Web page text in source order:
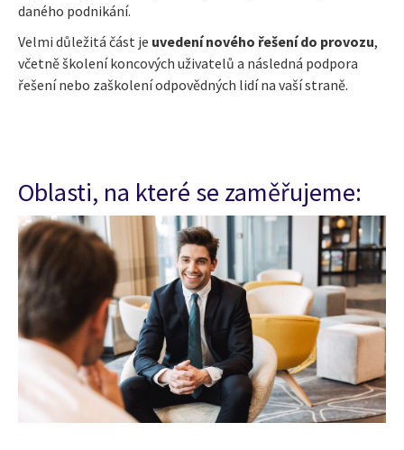
daného podnikání.
Velmi důležitá část je uvedení nového řešení do provozu,
včetně školení koncových uživatelů a následná podpora
řešení nebo zaškolení odpovědných lidí na vaší straně.
Oblasti, na které se zaměřujeme: